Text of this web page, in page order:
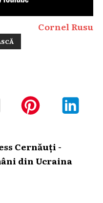
Cornel Rusu
Cernăuți -
din Ucraina